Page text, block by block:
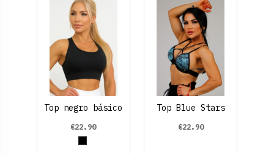
Top negro básico
€22.90
Black
Top Blue Stars
€22.90